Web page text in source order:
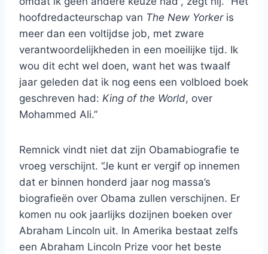
hoofdredacteurschap van The New Yorkeris
meer dan een voltijdse job, met zware
verantwoordelijkheden in een moeilijke tijd. Ik
wou dit echt wel doen, want het was twaalf
jaar geleden dat ik nog eens een volbloed boek
geschreven had: King of the World, over
Mohammed Ali.”
Remnick vindt niet dat zijn Obamabiografie te
vroeg verschijnt. “Je kunt er vergif op innemen
dat er binnen honderd jaar nog massa’s
biografieën over Obama zullen verschijnen. Er
komen nu ook jaarlijks dozijnen boeken over
Abraham Lincoln uit. In Amerika bestaat zelfs
een Abraham Lincoln Prize voor het beste